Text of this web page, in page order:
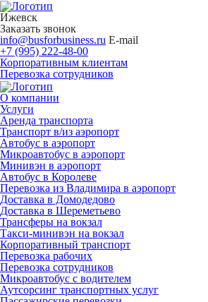
Ижевск
Заказать звонок
info@busforbusiness.ru E-mail
+7 (995) 222-48-00
Корпоративным клиентам
Перевозка сотрудников
О компании
Услуги
Аренда транспорта
Транспорт в/из аэропорт
Автобус в аэропорт
Микроавтобус в аэропорт
Минивэн в аэропорт
Автобус в Королеве
Перевозка из Владимира в аэропорт
Доставка в Домодедово
Доставка в Шереметьево
Трансферы на вокзал
Такси-минивэн на вокзал
Корпоративный транспорт
Перевозка рабочих
Перевозка сотрудников
Микроавтобус с водителем
Аутсорсинг транспортных услуг